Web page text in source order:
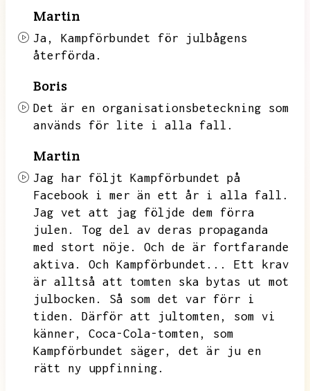
Martin
Ja,
Kampförbundet för julbågens
återförda.
Boris
Det är en organisationsbeteckning som
används för lite i alla fall.
Martin
Jag har följt Kampförbundet på
Facebook i mer än ett år i alla fall.
Jag vet att jag följde dem förra
julen.
Tog del av deras propaganda
med stort nöje.
Och de är fortfarande
aktiva.
Och Kampförbundet...
Ett krav
är alltså att tomten ska bytas ut mot
julbocken.
Så som det var förr i
tiden.
Därför att jultomten,
som vi
känner,
Coca-Cola-tomten,
som
Kampförbundet säger,
det är ju en
rätt ny uppfinning.